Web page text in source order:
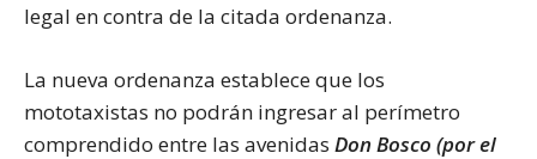
legal en contra de la citada ordenanza.
La nueva ordenanza establece que los
mototaxistas no podrán ingresar al perímetro
comprendido entre las avenidas Don Bosco (por el